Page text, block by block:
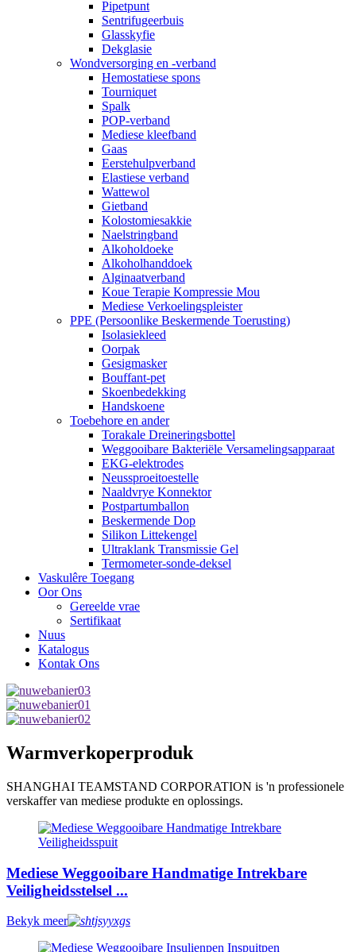
Pipetpunt
Sentrifugeerbuis
Glasskyfie
Dekglasie
Wondversorging en -verband
Hemostatiese spons
Tourniquet
Spalk
POP-verband
Mediese kleefband
Gaas
Eerstehulpverband
Elastiese verband
Wattewol
Gietband
Kolostomiesakkie
Naelstringband
Alkoholdoeke
Alkoholhanddoek
Alginaatverband
Koue Terapie Kompressie Mou
Mediese Verkoelingspleister
PPE (Persoonlike Beskermende Toerusting)
Isolasiekleed
Oorpak
Gesigmasker
Bouffant-pet
Skoenbedekking
Handskoene
Toebehore en ander
Torakale Dreineringsbottel
Weggooibare Bakteriële Versamelingsapparaat
EKG-elektrodes
Neussproeitoestelle
Naaldvrye Konnektor
Postpartumballon
Beskermende Dop
Silikon Littekengel
Ultraklank Transmissie Gel
Termometer-sonde-deksel
Vaskulêre Toegang
Oor Ons
Gereelde vrae
Sertifikaat
Nuus
Katalogus
Kontak Ons
Warmverkoperproduk
SHANGHAI TEAMSTAND CORPORATION is 'n professionele
verskaffer van mediese produkte en oplossings.
Mediese Weggooibare Handmatige Intrekbare
Veiligheidsstelsel ...
Bekyk meer